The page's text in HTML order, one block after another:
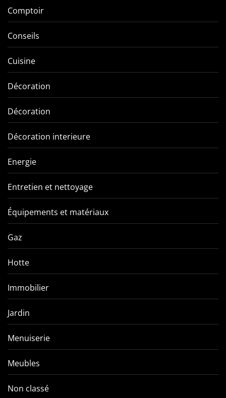
Comptoir
Conseils
Cuisine
Décoration
Décoration
Décoration interieure
Energie
Entretien et nettoyage
Équipements et matériaux
Gaz
Hotte
Immobilier
Jardin
Menuiserie
Meubles
Non classé